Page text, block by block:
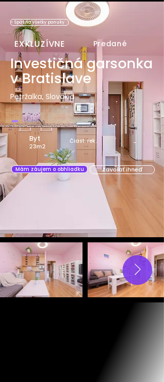
Predané
Investičná garsonka
v Bratislave
Petržalka, Slovakia
< Späť na všetky ponuky
EXKLUZÍVNE
-
Zavolať ihneď
Byt
23m2
Mám záujem o obhliadku
Čiast. rek. -